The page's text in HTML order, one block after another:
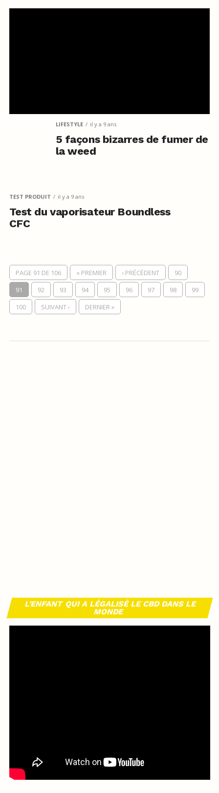
LIFESTYLE il y a 9 ans
5 façons bizarres de fumer de
la weed
TEST PRODUIT il y a 9 ans
Test du vaporisateur Boundless
CFC
PAGE 91 DE 106 « PREMIER ‹ PRÉCÉDENT
90
91
92 93 94 95 96 97 98
99
100
SUIVANT › DERNIER »
L’ENFANT QUI A LÉGALISÉ LE CBD DANS LE
MONDE